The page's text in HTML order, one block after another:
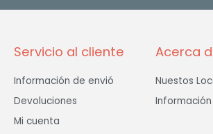
Servicio al cliente
Información de envió
Devoluciones
Mi cuenta
Acerca
Nuestos